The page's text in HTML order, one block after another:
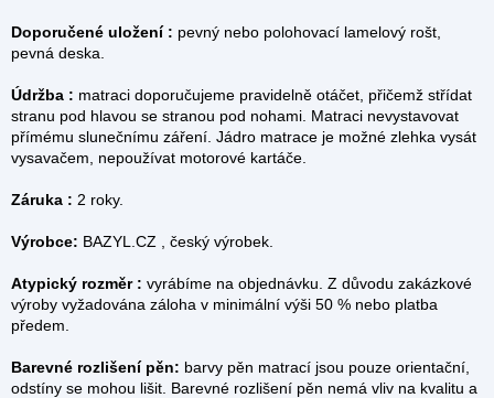
Doporučené uložení : pevný nebo polohovací lamelový rošt,
pevná deska.
Údržba : matraci doporučujeme pravidelně otáčet, přičemž střídat
stranu pod hlavou se stranou pod nohami. Matraci nevystavovat
přímému slunečnímu záření. Jádro matrace je možné zlehka vysát
vysavačem, nepoužívat motorové kartáče.
Záruka : 2 roky.
Výrobce: BAZYL.CZ , český výrobek.
Atypický rozměr : vyrábíme na objednávku. Z důvodu zakázkové
výroby vyžadována záloha v minimální výši 50 % nebo platba
předem.
Barevné rozlišení pěn: barvy pěn matrací jsou pouze orientační,
odstíny se mohou lišit. Barevné rozlišení pěn nemá vliv na kvalitu a